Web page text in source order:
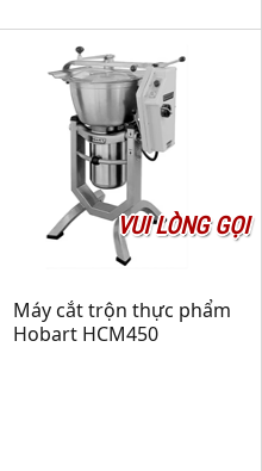
VUI LÒNG GỌI
Máy cắt trộn thực phẩm
Hobart HCM450